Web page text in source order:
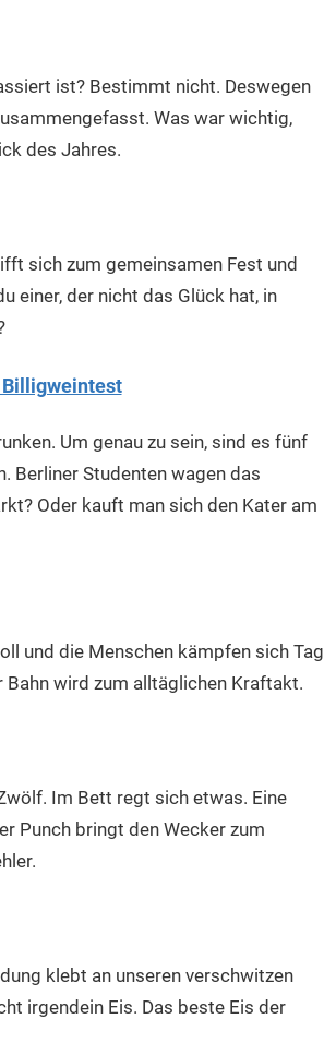
ist? Bestimmt nicht. Deswegen
Was war wichtig,
des Jahres.
sich zum gemeinsamen Fest und
einer, der nicht das Glück hat, in
Billigweintest
Um genau zu sein, sind es fünf
Berliner Studenten wagen das
Oder kauft man sich den Kater am
und die Menschen kämpfen sich Tag
wird zum alltäglichen Kraftakt.
Im Bett regt sich etwas. Eine
Punch bringt den Wecker zum
klebt an unseren verschwitzen
irgendein Eis. Das beste Eis der